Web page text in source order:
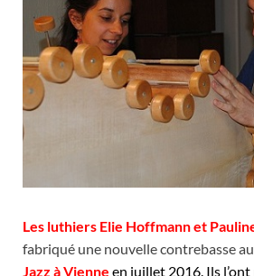
Les luthiers Elie Hoffmann et
fabriqué une nouvelle contrebasse
Jazz à Vienne en juillet 2016. Ils